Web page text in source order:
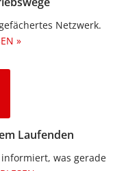
Netzwerk.
»
Laufenden
was gerade